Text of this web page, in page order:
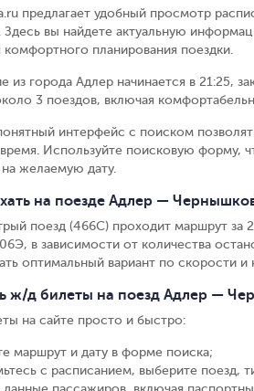
предлагает удобный просмотр
вы найдете актуальную
комфортного планирования поездки.
из города Адлер начинается в 21:25,
3 поездов, включая
интерфейс с поиском
Используйте поисковую форму,
желаемую дату.
на поезде Адлер —
поезд (466С) проходит маршрут за
в зависимости от количества
оптимальный вариант по скорости и
ж/д билеты на поезд Адлер —
на сайте просто и быстро:
маршрут и дату в форме поиска;
с расписанием, выберите поезд,